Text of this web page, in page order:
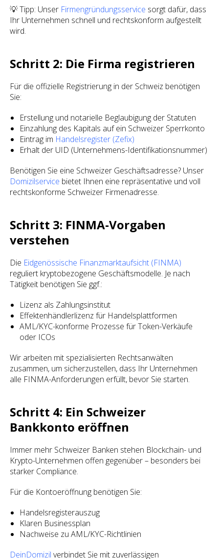
💡 Tipp: Unser Firmengründungsservice sorgt dafür, dass
Ihr Unternehmen schnell und rechtskonform aufgestellt
wird.
Schritt 2: Die Firma registrieren
Für die offizielle Registrierung in der Schweiz benötigen
Sie:
Erstellung und notarielle Beglaubigung der Statuten
Einzahlung des Kapitals auf ein Schweizer Sperrkonto
Eintrag im Handelsregister (Zefix)
Erhalt der UID (Unternehmens-Identifikationsnummer)
Benötigen Sie eine Schweizer Geschäftsadresse? Unser
Domizilservice bietet Ihnen eine repräsentative und voll
rechtskonforme Schweizer Firmenadresse.
Schritt 3: FINMA-Vorgaben
verstehen
Die Eidgenössische Finanzmarktaufsicht (FINMA)
reguliert kryptobezogene Geschäftsmodelle. Je nach
Tätigkeit benötigen Sie ggf.:
Lizenz als Zahlungsinstitut
Effektenhändlerlizenz für Handelsplattformen
AML/KYC-konforme Prozesse für Token-Verkäufe
oder ICOs
Wir arbeiten mit spezialisierten Rechtsanwälten
zusammen, um sicherzustellen, dass Ihr Unternehmen
alle FINMA-Anforderungen erfüllt, bevor Sie starten.
Schritt 4: Ein Schweizer
Bankkonto eröffnen
Immer mehr Schweizer Banken stehen Blockchain- und
Krypto-Unternehmen offen gegenüber – besonders bei
starker Compliance.
Für die Kontoeröffnung benötigen Sie:
Handelsregisterauszug
Klaren Businessplan
Nachweise zu AML/KYC-Richtlinien
DeinDomizil verbindet Sie mit zuverlässigen